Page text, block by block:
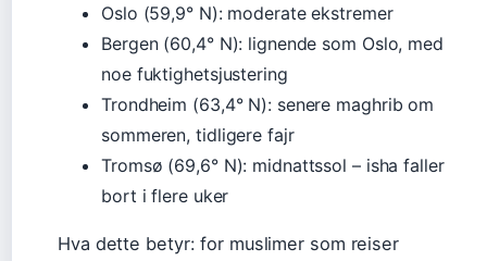
Oslo (59,9° N): moderate ekstremer
Bergen (60,4° N): lignende som Oslo, med
noe fuktighetsjustering
Trondheim (63,4° N): senere maghrib om
sommeren, tidligere fajr
Tromsø (69,6° N): midnattssol – isha faller
bort i flere uker
Hva dette betyr: for muslimer som reiser